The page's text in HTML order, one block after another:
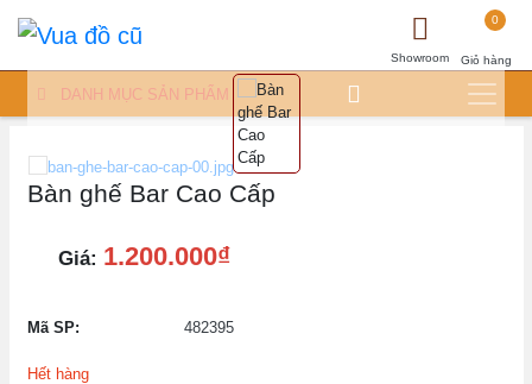
0
Giỏ hàng
Showroom
DANH MỤC SẢN PHẨM
Bàn ghế Bar Cao Cấp
Giá: 1.200.000₫
Mã SP: 482395
Hết hàng